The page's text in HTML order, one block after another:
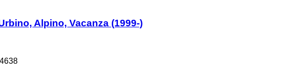
Alpino, Vacanza (1999-)